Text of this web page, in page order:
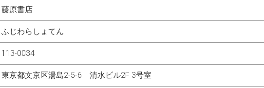
藤原書店
ふじわらしょてん
113-0034
東京都文京区湯島2-5-6 清水ビル2F 3号室